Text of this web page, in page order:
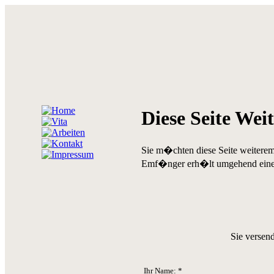
Diese Seite
Sie m�chten diese Seite
Emf�nger erh�lt umgehend eine
Sie
Ihr Name: *